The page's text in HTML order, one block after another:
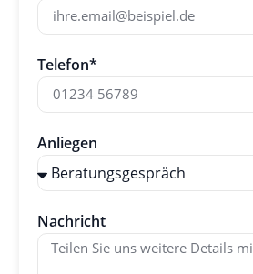
Telefon*
Anliegen
Nachricht